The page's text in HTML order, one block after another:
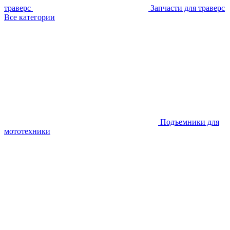
траверс
Запчасти для траверс
Все категории
Подъемники для
мототехники